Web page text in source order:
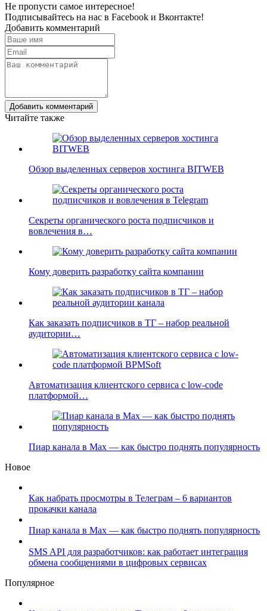
Не пропусти самое интересное!
Подписывайтесь на нас в Facebook и Вконтакте!
Добавить комментарий
Добавить комментарий
Читайте также
Обзор выделенных серверов хостинга BITWEB
Секреты органического роста подписчиков и
вовлечения в…
Кому доверить разработку сайта компании
Как заказать подписчиков в ТГ – набор реальной
аудитории…
Автоматизация клиентского сервиса с low-code
платформой…
Пиар канала в Max — как быстро поднять популярность
Новое
Как набрать просмотры в Телеграм – 6 вариантов
прокачки канала
Пиар канала в Max — как быстро поднять популярность
SMS API для разработчиков: как работает интеграция
обмена сообщениями в цифровых сервисах
Популярное